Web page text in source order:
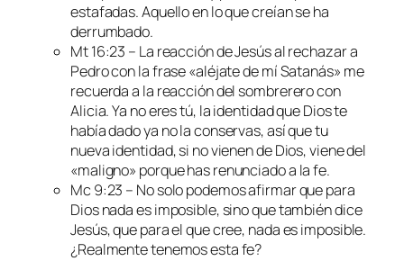
estafadas. Aquello en lo que creían se ha
derrumbado.
Mt 16:23 – La reacción de Jesús al rechazar a
Pedro con la frase «aléjate de mí Satanás» me
recuerda a la reacción del sombrerero con
Alicia. Ya no eres tú, la identidad que Dios te
había dado ya no la conservas, así que tu
nueva identidad, si no vienen de Dios, viene del
«maligno» porque has renunciado a la fe.
Mc 9:23 – No solo podemos afirmar que para
Dios nada es imposible, sino que también dice
Jesús, que para el que cree, nada es imposible.
¿Realmente tenemos esta fe?